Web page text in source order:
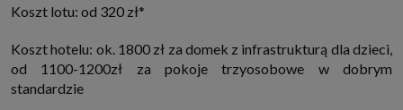
Koszt lotu: od 320 zł*
Koszt hotelu: ok. 1800 zł za domek z infrastrukturą dla dzieci,
od 1100-1200zł za pokoje trzyosobowe w dobrym
standardzie